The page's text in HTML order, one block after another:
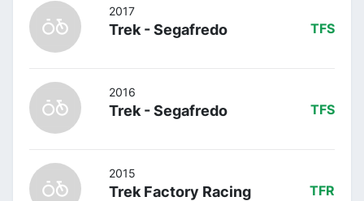
2017
Trek - Segafredo TFS
2016
Trek - Segafredo TFS
2015
Trek Factory Racing TFR